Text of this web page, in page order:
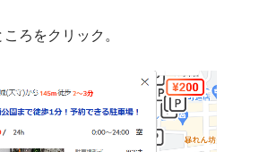
ろをクリック。